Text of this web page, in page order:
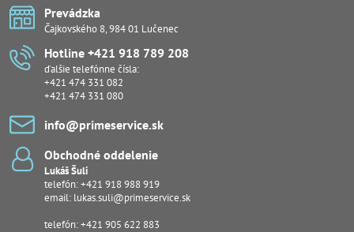
Prevádzka
Čajkovského 8, 984 01 Lučenec
Hotline +421 918 789 208
ďalšie telefónne čísla:
+421 474 331 082
+421 474 331 080
info​@primeservice​.sk
Obchodné oddelenie
Lukáš Šuli
telefón:+421 918 988 919
email: lukas.suli@primeservice.sk
telefón: +421 905 622 883